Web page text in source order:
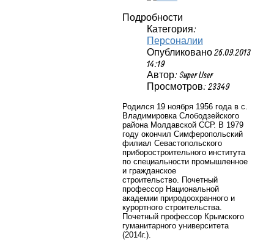
Подробности
Категория:
Персоналии
Опубликовано 26.09.2013
14:19
Автор: Super User
Просмотров: 23349
Родился 19 ноября 1956 года в с.
Владимировка Слободзейского
района Молдавской ССР. В 1979
году окончил Симферопольский
филиал Севастопольского
приборостроительного института
по специальности промышленное
и гражданское
строительство.
Почетный
профессор Национальной
академии природоохранного и
курортного строительства.
Почетный профессор Крымского
гуманитарного университета
(2014г.).